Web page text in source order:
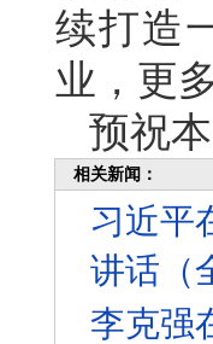
续打造
业，更
预祝
相关新闻：
习近平
讲话（
李克强